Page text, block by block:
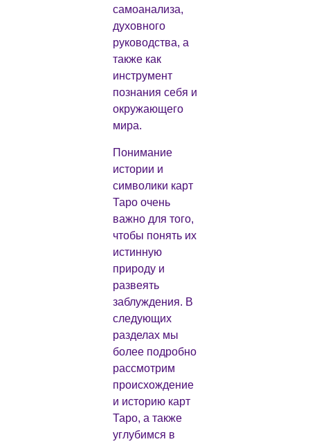
самоанализа,
духовного
руководства, а
также как
инструмент
познания себя и
окружающего
мира.
Понимание
истории и
символики карт
Таро очень
важно для того,
чтобы понять их
истинную
природу и
развеять
заблуждения. В
следующих
разделах мы
более подробно
рассмотрим
происхождение
и историю карт
Таро, а также
углубимся в